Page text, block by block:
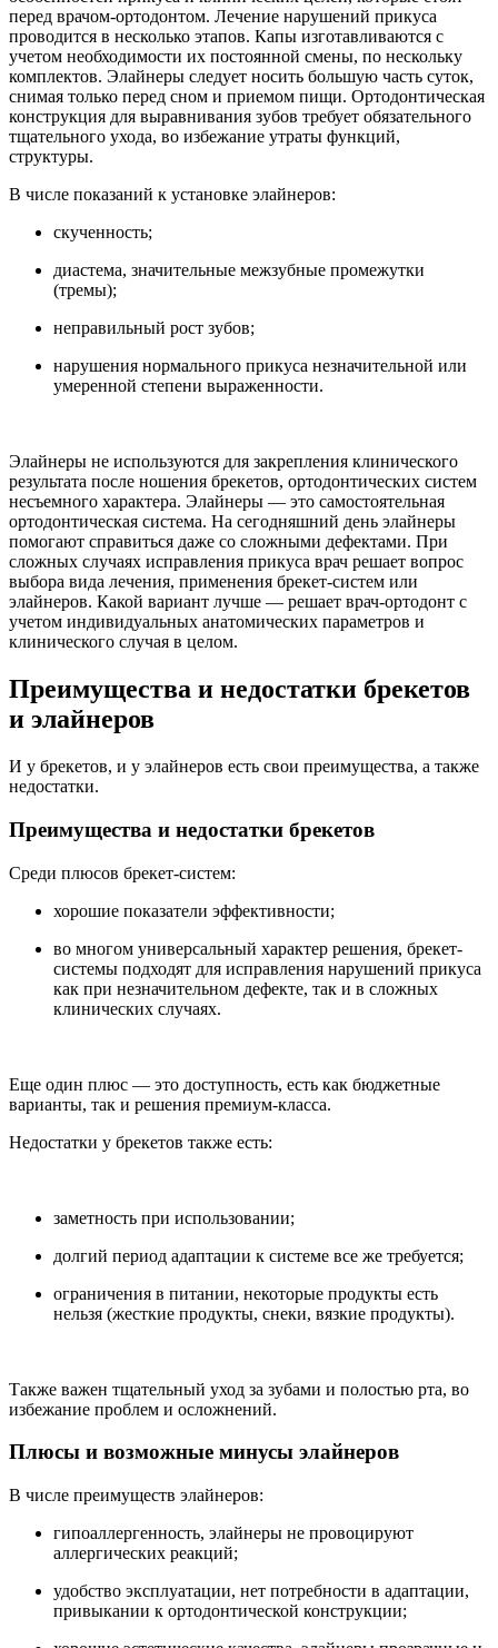
перед врачом-ортодонтом. Лечение нарушений прикуса
проводится в несколько этапов. Капы изготавливаются с
учетом необходимости их постоянной смены, по нескольку
комплектов. Элайнеры следует носить большую часть суток,
снимая только перед сном и приемом пищи. Ортодонтическая
конструкция для выравнивания зубов требует обязательного
тщательного ухода, во избежание утраты функций,
структуры.
В числе показаний к установке элайнеров:
скученность;
диастема, значительные межзубные промежутки
(тремы);
неправильный рост зубов;
нарушения нормального прикуса незначительной или
умеренной степени выраженности.
Элайнеры не используются для закрепления клинического
результата после ношения брекетов, ортодонтических систем
несъемного характера. Элайнеры — это самостоятельная
ортодонтическая система. На сегодняшний день элайнеры
помогают справиться даже со сложными дефектами. При
сложных случаях исправления прикуса врач решает вопрос
выбора вида лечения, применения брекет-систем или
элайнеров. Какой вариант лучше — решает врач-ортодонт с
учетом индивидуальных анатомических параметров и
клинического случая в целом.
Преимущества и недостатки брекетов
и элайнеров
И у брекетов, и у элайнеров есть свои преимущества, а также
недостатки.
Преимущества и недостатки брекетов
Среди плюсов брекет-систем:
хорошие показатели эффективности;
во многом универсальный характер решения, брекет-
системы подходят для исправления нарушений прикуса
как при незначительном дефекте, так и в сложных
клинических случаях.
Еще один плюс — это доступность, есть как бюджетные
варианты, так и решения премиум-класса.
Недостатки у брекетов также есть:
заметность при использовании;
долгий период адаптации к системе все же требуется;
ограничения в питании, некоторые продукты есть
нельзя (жесткие продукты, снеки, вязкие продукты).
Также важен тщательный уход за зубами и полостью рта, во
избежание проблем и осложнений.
Плюсы и возможные минусы элайнеров
В числе преимуществ элайнеров:
гипоаллергенность, элайнеры не провоцируют
аллергических реакций;
удобство эксплуатации, нет потребности в адаптации,
привыкании к ортодонтической конструкции;